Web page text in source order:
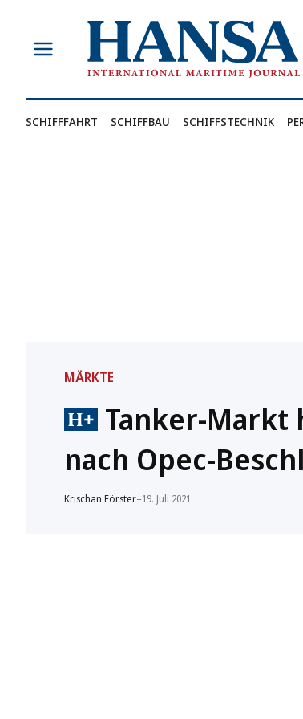
springen
SCHIFFFAHRT SCHIFFBAU SCHIFFSTECHNIK
MÄRKTE
Tanker-Markt
nach Opec-
Krischan Förster–19. Juli 2021